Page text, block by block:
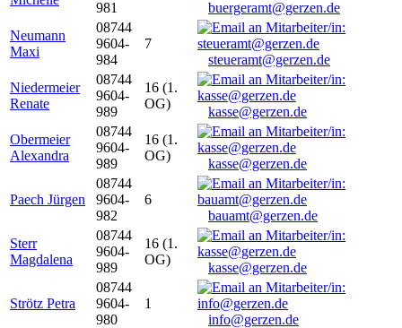
981
buergeramt@gerzen.de
Neumann
Maxi
08744
9604-
984
7
steueramt@gerzen.de
Niedermeier
Renate
08744
9604-
989
16 (1.
OG)
kasse@gerzen.de
Obermeier
Alexandra
08744
9604-
989
16 (1.
OG)
kasse@gerzen.de
Paech Jürgen
08744
9604-
982
6
bauamt@gerzen.de
Sterr
Magdalena
08744
9604-
989
16 (1.
OG)
kasse@gerzen.de
Strötz Petra
08744
9604-
980
1
info@gerzen.de